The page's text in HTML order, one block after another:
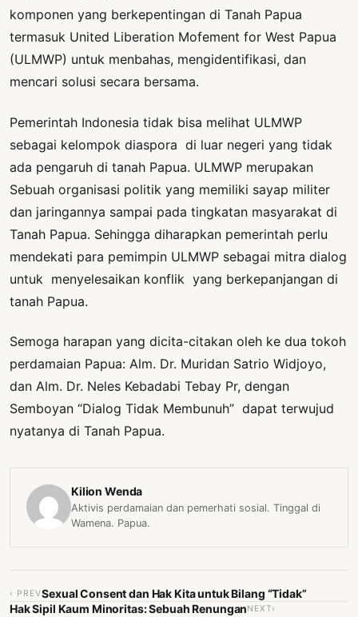
komponen yang berkepentingan di Tanah Papua
termasuk United Liberation Mofement for West Papua
(ULMWP) untuk menbahas, mengidentifikasi, dan
mencari solusi secara bersama.
Pemerintah Indonesia tidak bisa melihat ULMWP
sebagai kelompok diaspora di luar negeri yang tidak
ada pengaruh di tanah Papua. ULMWP merupakan
Sebuah organisasi politik yang memiliki sayap militer
dan jaringannya sampai pada tingkatan masyarakat di
Tanah Papua. Sehingga diharapkan pemerintah perlu
mendekati para pemimpin ULMWP sebagai mitra dialog
untuk menyelesaikan konflik yang berkepanjangan di
tanah Papua.
Semoga harapan yang dicita-citakan oleh ke dua tokoh
perdamaian Papua: Alm. Dr. Muridan Satrio Widjoyo,
dan Alm. Dr. Neles Kebadabi Tebay Pr, dengan
Semboyan “Dialog Tidak Membunuh” dapat terwujud
nyatanya di Tanah Papua.
Kilion Wenda
Aktivis perdamaian dan pemerhati sosial. Tinggal di
Wamena. Papua.
‹ PREVSexual Consent dan Hak Kita untuk Bilang “Tidak”
Hak Sipil Kaum Minoritas: Sebuah RenunganNEXT›